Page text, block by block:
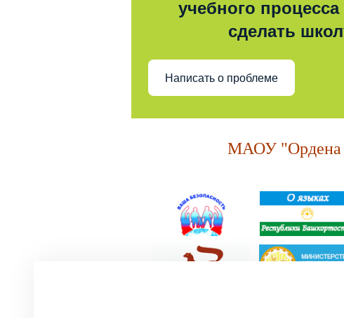
учебного процесса
сделать
Написать о проблеме
МАОУ "Ордена